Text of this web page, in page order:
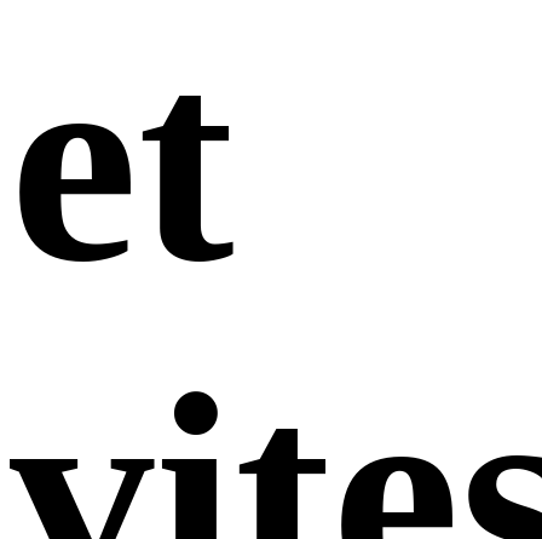
et